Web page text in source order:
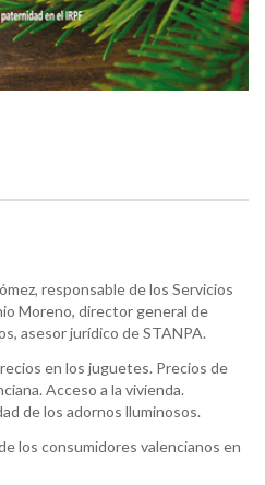
responsable de los Servicios
Moreno, director general de
asesor jurídico de STANPA.
en los juguetes. Precios de
Acceso a la vivienda.
de los adornos lluminosos.
los consumidores valencianos en